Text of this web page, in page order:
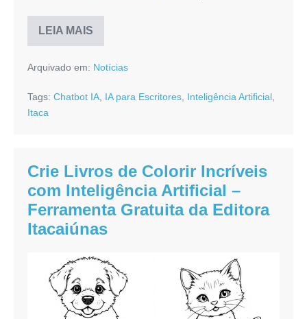
LEIA MAIS
Itaca:
o
de
da
Arquivado em: Notícias
Tags: Chatbot IA, IA para Escritores, Inteligência Artificial,
Itaca
Crie Livros de Colorir Incríveis
com Inteligência Artificial –
Ferramenta Gratuita da Editora
Itacaiúnas
Livros